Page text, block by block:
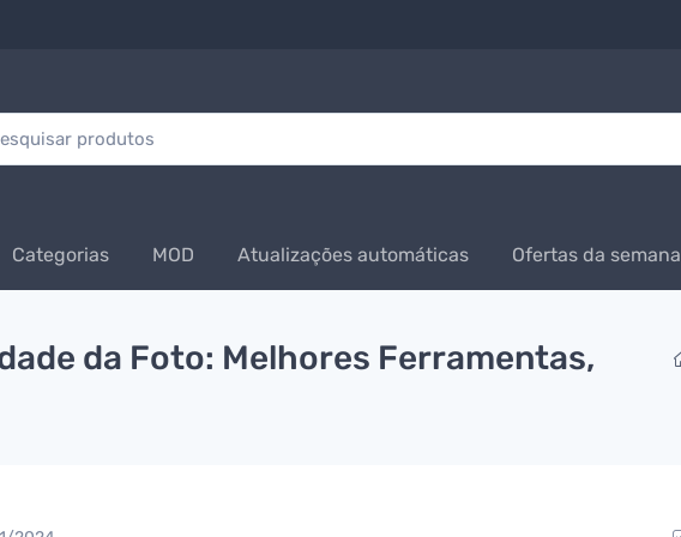
Categorias MOD Atualizações automáticas Ofertas da semana
da Foto: Melhores Ferramentas,